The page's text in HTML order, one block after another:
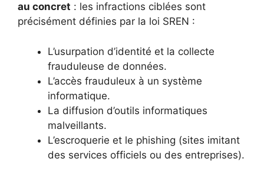
au concret : les infractions ciblées sont
précisément définies par la loi SREN :
L’usurpation d’identité et la collecte
frauduleuse de données.
L’accès frauduleux à un système
informatique.
La diffusion d’outils informatiques
malveillants.
L’escroquerie et le phishing (sites imitant
des services officiels ou des entreprises).